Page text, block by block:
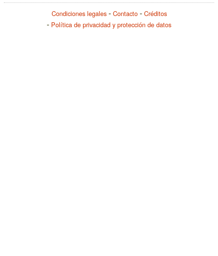
Condiciones legales Contacto
Créditos
Política de privacidad y protección de datos